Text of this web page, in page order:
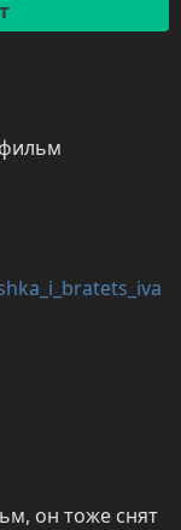
он тоже снят